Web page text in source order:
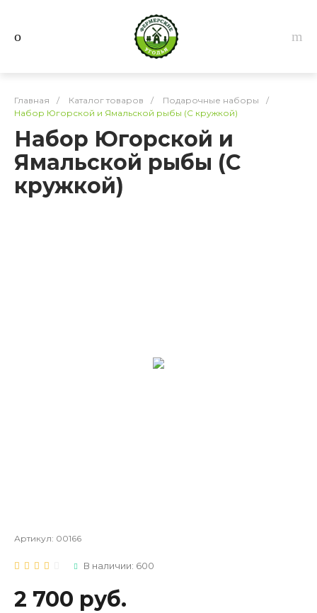
Главная / Каталог товаров / Подарочные наборы
/
Набор Югорской и Ямальской рыбы (С кружкой)
Набор Югорской и
Ямальской рыбы (С
кружкой)
Артикул: 00166
В наличии: 600
2 700 руб.